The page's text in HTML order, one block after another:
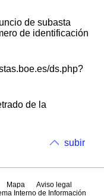
de subasta
de identificación
ds.php?
de la
subir
Mapa
Aviso legal
Interno de Información